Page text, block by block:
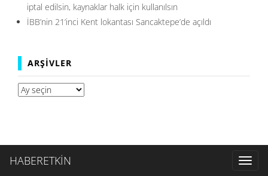
iptal edilsin, kaynaklar halk için kullanılsın
İBB’nin 21’inci Kent lokantası Sancaktepe’de açıldı
ARŞIVLER
Arşivler
HABERETKİN
Toggle